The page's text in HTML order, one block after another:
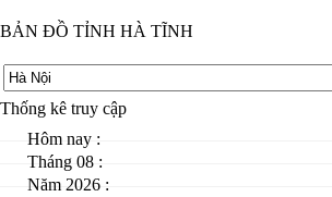
BẢN ĐỒ TỈNH HÀ TĨNH
Thống kê truy cập
Hôm nay :
Tháng 08 :
Năm 2026 :